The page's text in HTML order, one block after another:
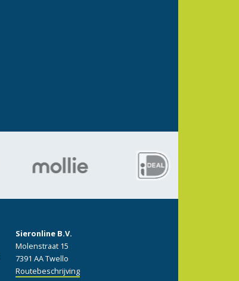
Sieronline B.V.
Molenstraat 15
7391 AA Twello
Routebeschrijving